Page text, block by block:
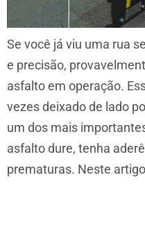
Se você já viu uma rua
e precisão,
asfalto em operação.
vezes deixado de lado
um dos mais
asfalto dure, tenha
prematuras. Neste